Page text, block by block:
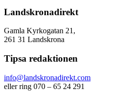
Landskronadirekt
Gamla Kyrkogatan 21,
261 31 Landskrona
Tipsa redaktionen
info@landskronadirekt.com
eller ring 070 – 65 24 291